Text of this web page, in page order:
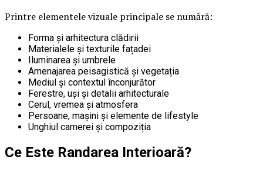
Printre elementele vizuale principale se numără:
Forma și arhitectura clădirii
Materialele și texturile fațadei
Iluminarea și umbrele
Amenajarea peisagistică și vegetația
Mediul și contextul înconjurător
Ferestre, uși și detalii arhitecturale
Cerul, vremea și atmosfera
Persoane, mașini și elemente de lifestyle
Unghiul camerei și compoziția
Ce Este Randarea Interioară?